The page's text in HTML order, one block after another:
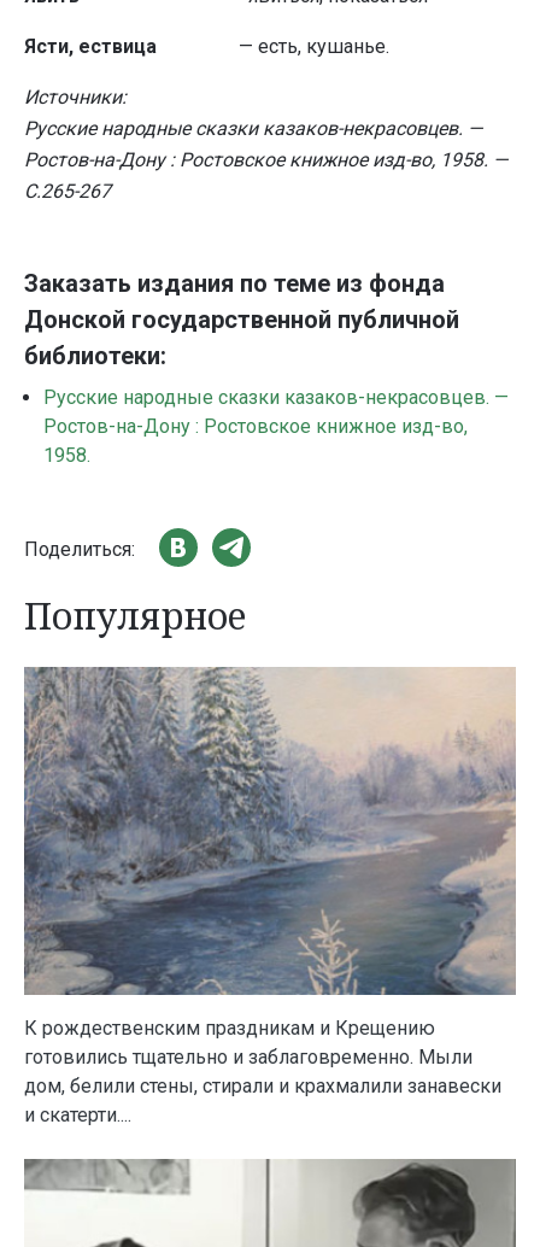
Ясти, ествица — есть, ку­шанье.
Источники:
Русские народные сказки казаков-некрасовцев. —
Ростов-на-Дону : Ростовское книжное изд-во, 1958. —
С.265-267
Заказать издания по теме из фонда
Донской государственной публичной
библиотеки:
Русские народные сказки казаков-некрасовцев. —
Ростов-на-Дону : Ростовское книжное изд-во,
1958.
Поделиться:
Популярное
К рождественским праздникам и Крещению
готовились тщательно и заблаговременно. Мыли
дом, белили стены, стирали и крахмалили занавески
и скатерти....